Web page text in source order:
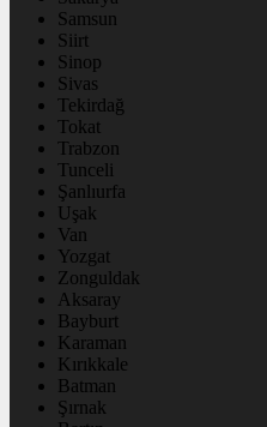
Samsun
Siirt
Sinop
Sivas
Tekirdağ
Tokat
Trabzon
Tunceli
Şanlıurfa
Uşak
Van
Yozgat
Zonguldak
Aksaray
Bayburt
Karaman
Kırıkkale
Batman
Şırnak